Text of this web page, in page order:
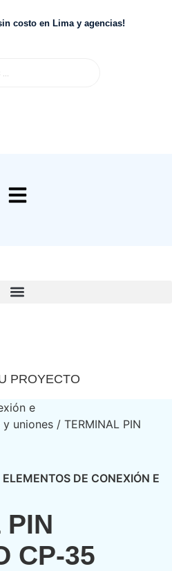
costo en Lima y agencias!
PROYECTO
e
y uniones / TERMINAL PIN
ELEMENTOS DE CONEXIÓN E
PIN
CP-35